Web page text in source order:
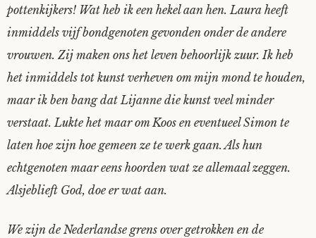
Rozemarijn
SirTeddy
Stefan
Sunniva
pottenkijkers! Wat heb ik een hekel aan hen. Laura heeft
inmiddels vijf bondgenoten gevonden onder de andere
vrouwen. Zij maken ons het leven behoorlijk zuur. Ik heb
het inmiddels tot kunst verheven om mijn mond te houden,
maar ik ben bang dat Lijanne die kunst veel minder
verstaat. Lukte het maar om Koos en eventueel Simon te
laten hoe zijn hoe gemeen ze te werk gaan. Als hun
echtgenoten maar eens hoorden wat ze allemaal zeggen.
Alsjeblieft God, doe er wat aan.
We zijn de Nederlandse grens over getrokken en de